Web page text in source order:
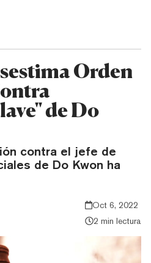
Orden
de Do
contra el jefe de
de Do Kwon ha
Oct 6, 2022
2 min lectura